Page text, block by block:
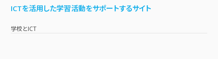
ICTを活用した学習活動をサポートするサイト
学校とICT